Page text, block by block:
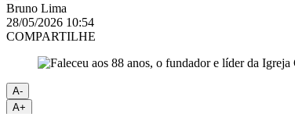
Bruno Lima
28/05/2026 10:54
COMPARTILHE
A-
A+